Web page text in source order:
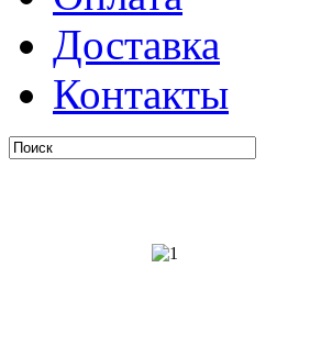
Доставка
Контакты